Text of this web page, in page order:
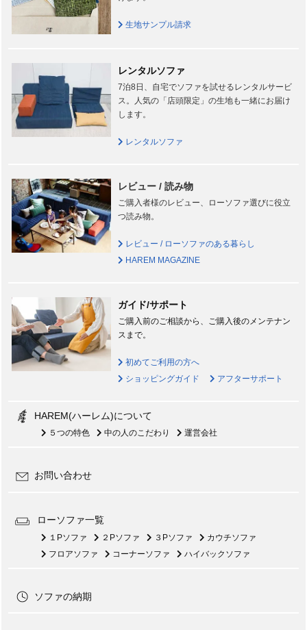
生地サンプル請求
レンタルソファ
7泊8日、自宅でソファを試せるレンタルサービ
ス。人気の「店頭限定」の生地も一緒にお届け
します。
レンタルソファ
レビュー / 読み物
ご購入者様のレビュー、ローソファ選びに役立
つ読み物。
レビュー / ローソファのある暮らし
HAREM MAGAZINE
ガイド/サポート
ご購入前のご相談から、ご購入後のメンテナン
スまで。
初めてご利用の方へ
ショッピングガイド
アフターサポート
HAREM(ハーレム)について
５つの特色 中の人のこだわり 運営会社
お問い合わせ
ローソファ一覧
１Pソファ ２Pソファ ３Pソファ
カウチソファ
フロアソファ
コーナーソファ ハイバックソファ
ソファの納期